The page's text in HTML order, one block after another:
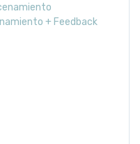
+ Feedback